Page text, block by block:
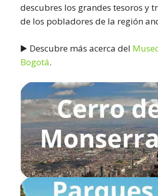
descubres los grandes tesoros y
de los pobladores de la región
▶️ Descubre más acerca del
Bogotá.